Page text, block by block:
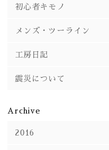
初心者キモノ
メンズ・ツーライン
工房日記
震災について
Archive
2016